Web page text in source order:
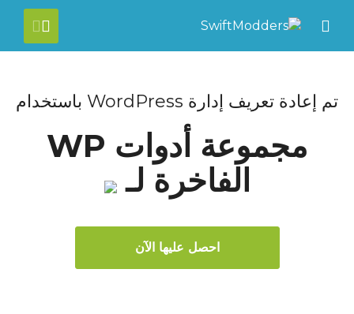
Mobile Menu
[account] Close Mobile
تم إعادة تعريف إدارة WordPress باستخدام
مجموعة أدوات WP
الفاخرة لـ
احصل عليها الآن